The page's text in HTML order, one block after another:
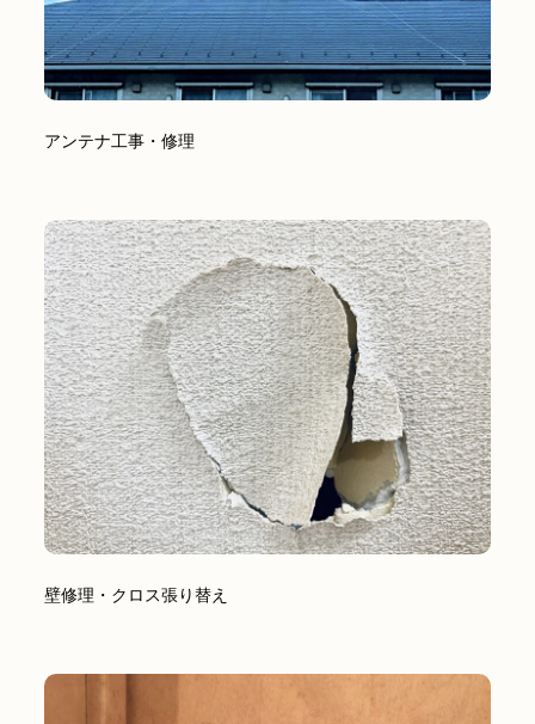
アンテナ工事・修理
壁修理・クロス張り替え